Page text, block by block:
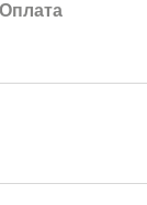
Оплата